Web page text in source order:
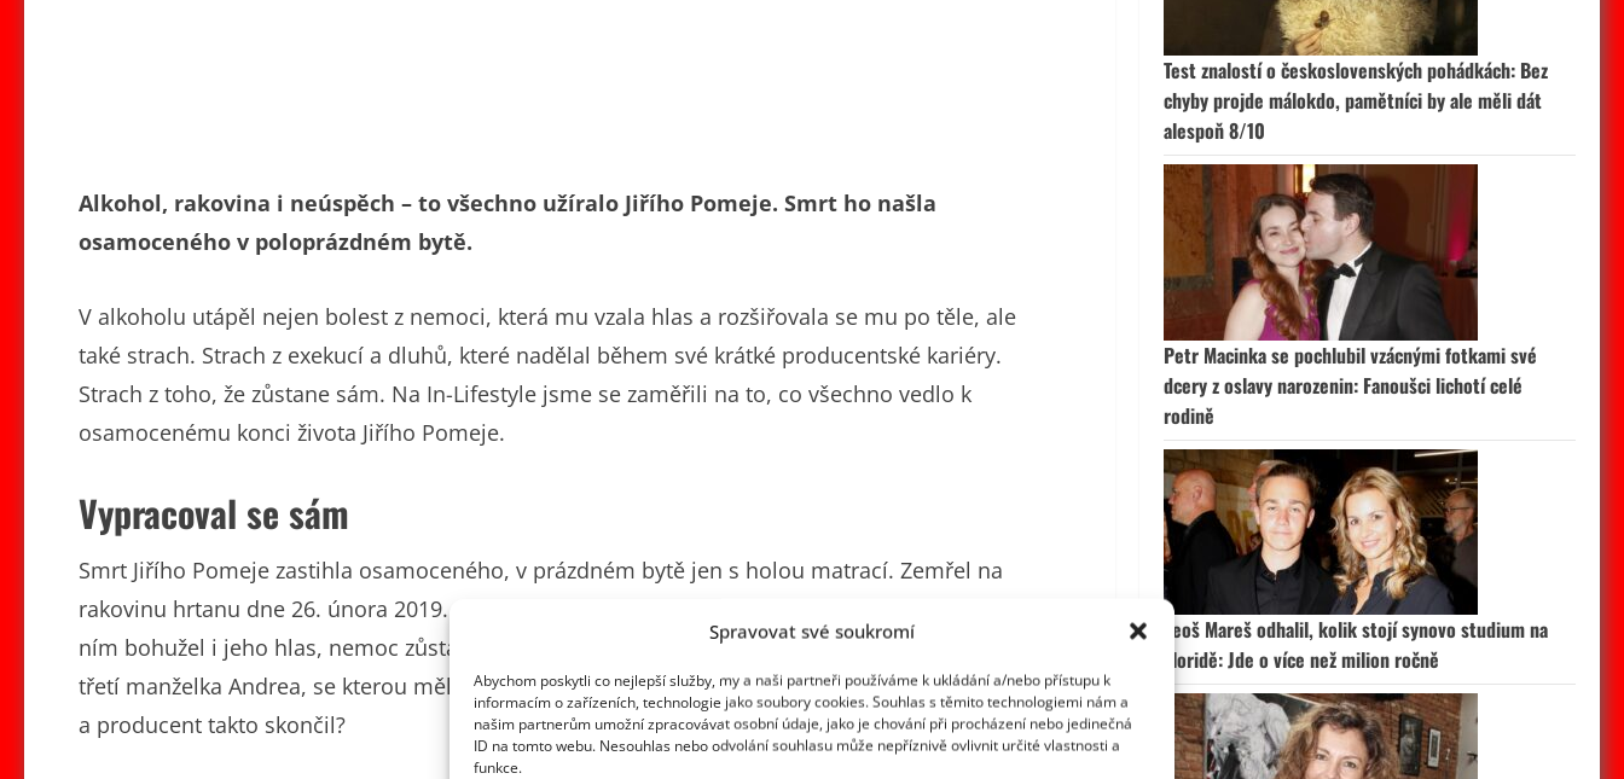
Spravovat své soukromí
Abychom poskytli co nejlepší služby, my a naši partneři používáme k ukládání a/nebo přístupu k
informacím o zařízeních, technologie jako soubory cookies. Souhlas s těmito technologiemi nám a
našim partnerům umožní zpracovávat osobní údaje, jako je chování při procházení nebo jedinečná
ID na tomto webu. Nesouhlas nebo odvolání souhlasu může nepříznivě ovlivnit určité vlastnosti a
funkce.
Alkohol, rakovina i neúspěch – to všechno užíralo Jiřího Pomeje. Smrt ho našla
osamoceného v poloprázdném bytě.
V alkoholu utápěl nejen bolest z nemoci, která mu vzala hlas a rozšiřovala se mu po těle, ale
také strach. Strach z exekucí a dluhů, které nadělal během své krátké producentské kariéry.
Strach z toho, že zůstane sám. Na In-Lifestyle jsme se zaměřili na to, co všechno vedlo k
osamocenému konci života Jiřího Pomeje.
Vypracoval se sám
Smrt Jiřího Pomeje zastihla osamoceného, v prázdném bytě jen s holou matrací. Zemřel na
rakovinu hrtanu dne 26. února 2019. Přestože mu byl nějaký čas předtím nádor odstraněn a s
ním bohužel i jeho hlas, nemoc zůstala a rozšířila se. Nedlouho před smrtí ho opustila i jeho
třetí manželka Andrea, se kterou měl dceru Annu. Ale jak je to možné, že nadaný herec, tanečník
a producent takto skončil?
Test znalostí o československých pohádkách: Bez
chyby projde málokdo, pamětníci by ale měli dát
alespoň 8/10
Petr Macinka se pochlubil vzácnými fotkami své
dcery z oslavy narozenin: Fanoušci lichotí celé
rodině
Leoš Mareš odhalil, kolik stojí synovo studium na
Floridě: Jde o více než milion ročně